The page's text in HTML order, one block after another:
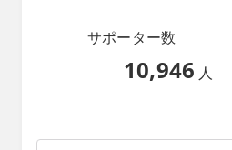
サポーター数
10,946 人